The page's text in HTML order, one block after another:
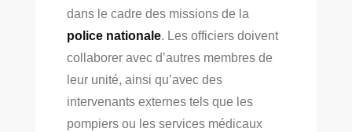
dans le cadre des missions de la
police nationale. Les officiers doivent
collaborer avec d’autres membres de
leur unité, ainsi qu’avec des
intervenants externes tels que les
pompiers ou les services médicaux